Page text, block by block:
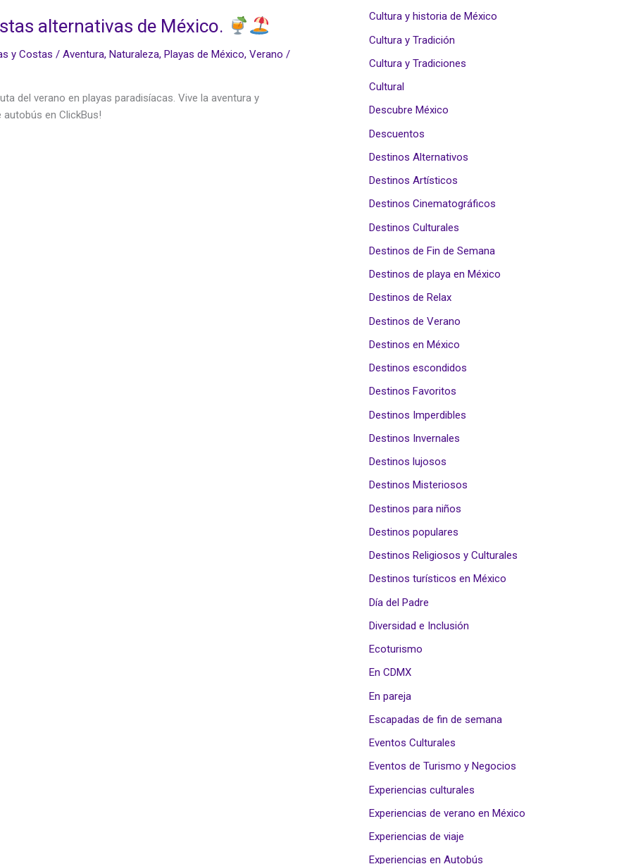
alternativas de México.
y Costas / Aventura, Naturaleza, Playas de México, Verano /
del verano en playas paradisíacas. Vive la aventura y
en ClickBus!
Cultura y historia de México
Cultura y Tradición
Cultura y Tradiciones
Cultural
Descubre México
Descuentos
Destinos Alternativos
Destinos Artísticos
Destinos Cinematográficos
Destinos Culturales
Destinos de Fin de Semana
Destinos de playa en México
Destinos de Relax
Destinos de Verano
Destinos en México
Destinos escondidos
Destinos Favoritos
Destinos Imperdibles
Destinos Invernales
Destinos lujosos
Destinos Misteriosos
Destinos para niños
Destinos populares
Destinos Religiosos y Culturales
Destinos turísticos en México
Día del Padre
Diversidad e Inclusión
Ecoturismo
En CDMX
En pareja
Escapadas de fin de semana
Eventos Culturales
Eventos de Turismo y Negocios
Experiencias culturales
Experiencias de verano en México
Experiencias de viaje
Experiencias en Autobús